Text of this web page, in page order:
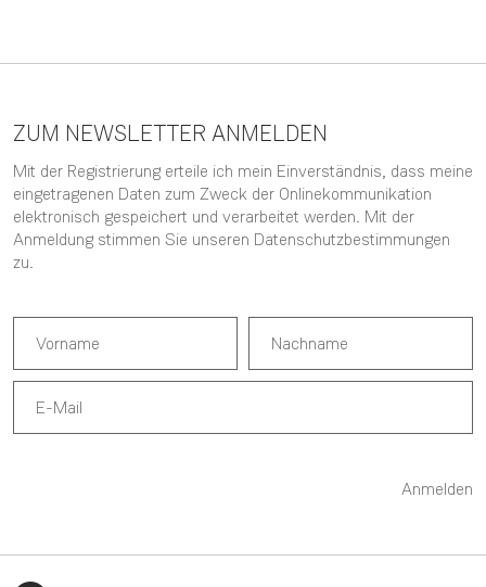
ZUM NEWSLETTER ANMELDEN
Mit der Registrierung erteile ich mein Einverständnis, dass meine
eingetragenen Daten zum Zweck der Onlinekommunikation
elektronisch gespeichert und verarbeitet werden. Mit der
Anmeldung stimmen Sie unseren Datenschutzbestimmungen
zu.
Anmelden